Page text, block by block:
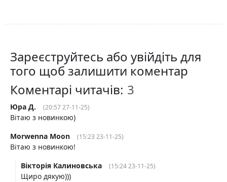
Зареєструйтесь або увійдіть для
того щоб залишити коментар
Коментарі читачів:
Юра Д. (20:57 27-11-25)
Вітаю з новинкою)
Morwenna Moon
(15:23 23-11-25)
Вітаю з новинкою!
Вікторія Калиновська
(15:24 23-11-25)
Щиро дякую)))